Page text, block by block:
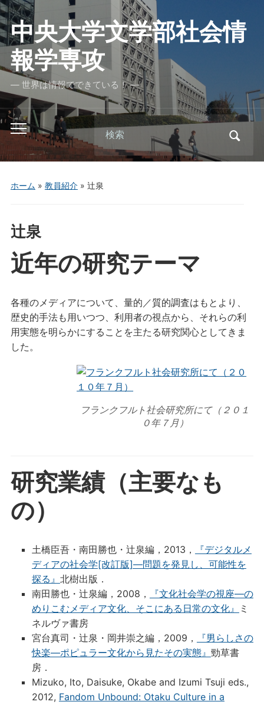
中央大学文学部社会情
報学専攻
― 世界は情報でできている！ ―
Toggle
mobile
menu
Search
for:
ホーム » 教員紹介» 辻泉
辻泉
近年の研究テーマ
各種のメディアについて、量的／質的調査はもとより、
歴史的手法も用いつつ、利用者の視点から、それらの利
用実態を明らかにすることを主たる研究関心としてきま
した。
フランクフルト社会研究所にて（２０１
０年７月）
研究業績（主要なも
の）
土橋臣吾・南田勝也・辻泉編，2013，
『デジタルメ
ディアの社会学[改訂版]―問題を発見し、可能性を
探る』 北樹出版．
南田勝也・辻泉編，2008，
『文化社会学の視座―の
めりこむメディア文化、そこにある日常の文化』
ミ
ネルヴァ書房
宮台真司・辻泉・岡井崇之編，2009，
『男らしさの
快楽―ポピュラー文化から見たその実態』 勁草書
房．
Mizuko, Ito, Daisuke, Okabe and Izumi Tsuji eds.,
2012, Fandom Unbound: Otaku Culture in a